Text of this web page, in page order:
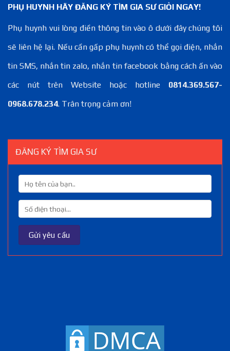
PHỤ HUYNH HÃY ĐĂNG KÝ TÌM GIA SƯ GIỎI NGAY!
Phụ huynh vui lòng điền thông tin vào ô dưới đây chúng tôi
sẽ liên hệ lại. Nếu cần gấp phụ huynh có thể gọi điện, nhắn
tin SMS, nhắn tin zalo, nhắn tin facebook bằng cách ấn vào
các nút trên Website hoặc hotline 0814.369.567-
0968.678.234. Trân trọng cảm ơn!
ĐĂNG KÝ TÌM GIA SƯ